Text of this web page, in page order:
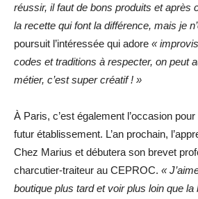
réussir, il faut de bons produits et après
la recette qui font la différence, mais je
poursuit l’intéressée qui adore «
codes et traditions à respecter, on peut
métier, c’est super créatif ! »
À Paris, c’est également l’occasion
futur établissement. L’an prochain,
Chez Marius et débutera son brevet
charcutier-traiteur au CEPROC. «
boutique plus tard et voir plus loin que la